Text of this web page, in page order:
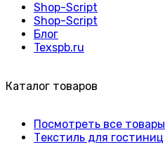
Shop-Script
Shop-Script
Блог
Texspb.ru
Каталог товаров
Посмотреть все товары
Текстиль для гостиниц